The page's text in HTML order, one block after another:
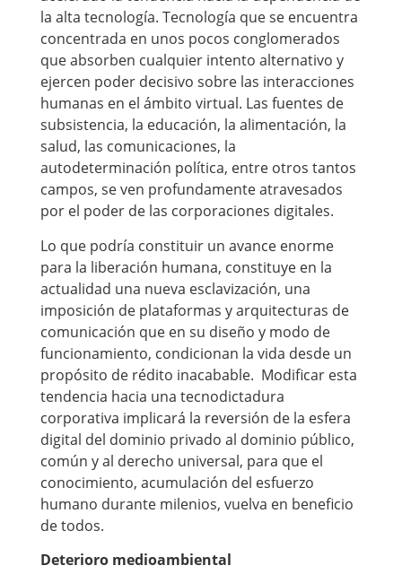
la alta tecnología. Tecnología que se encuentra
concentrada en unos pocos conglomerados
que absorben cualquier intento alternativo y
ejercen poder decisivo sobre las interacciones
humanas en el ámbito virtual. Las fuentes de
subsistencia, la educación, la alimentación, la
salud, las comunicaciones, la
autodeterminación política, entre otros tantos
campos, se ven profundamente atravesados
por el poder de las corporaciones digitales.
Lo que podría constituir un avance enorme
para la liberación humana, constituye en la
actualidad una nueva esclavización, una
imposición de plataformas y arquitecturas de
comunicación que en su diseño y modo de
funcionamiento, condicionan la vida desde un
propósito de rédito inacabable. Modificar esta
tendencia hacia una tecnodictadura
corporativa implicará la reversión de la esfera
digital del dominio privado al dominio público,
común y al derecho universal, para que el
conocimiento, acumulación del esfuerzo
humano durante milenios, vuelva en beneficio
de todos.
Deterioro medioambiental